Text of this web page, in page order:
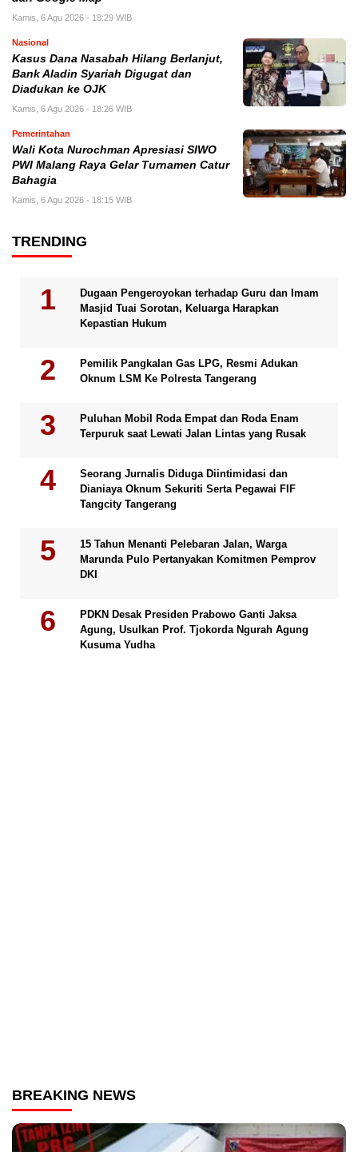
Kamis, 6 Agu 2026 - 18:29 WIB
Nasional
Kasus Dana Nasabah Hilang Berlanjut,
Bank Aladin Syariah Digugat dan
Diadukan ke OJK
Kamis, 6 Agu 2026 - 18:26 WIB
Pemerintahan
Wali Kota Nurochman Apresiasi SIWO
PWI Malang Raya Gelar Turnamen Catur
Bahagia
Kamis, 6 Agu 2026 - 18:15 WIB
TRENDING
Dugaan Pengeroyokan terhadap Guru dan Imam
Masjid Tuai Sorotan, Keluarga Harapkan
Kepastian Hukum
Pemilik Pangkalan Gas LPG, Resmi Adukan
Oknum LSM Ke Polresta Tangerang
Puluhan Mobil Roda Empat dan Roda Enam
Terpuruk saat Lewati Jalan Lintas yang Rusak
Seorang Jurnalis Diduga Diintimidasi dan
Dianiaya Oknum Sekuriti Serta Pegawai FIF
Tangcity Tangerang
15 Tahun Menanti Pelebaran Jalan, Warga
Marunda Pulo Pertanyakan Komitmen Pemprov
DKI
PDKN Desak Presiden Prabowo Ganti Jaksa
Agung, Usulkan Prof. Tjokorda Ngurah Agung
Kusuma Yudha
BREAKING NEWS